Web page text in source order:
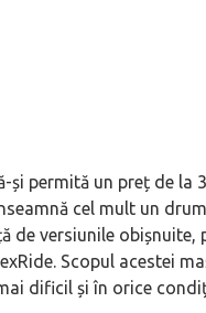
permită un preț de la
cel mult un
de versiunile obișnuite,
Scopul acestei
dificil și în orice